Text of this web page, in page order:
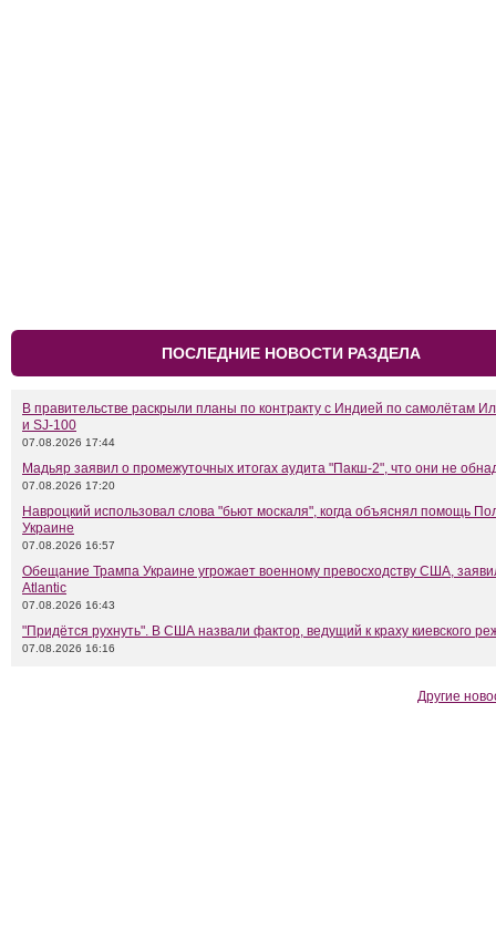
ПОСЛЕДНИЕ НОВОСТИ РАЗДЕЛА
В правительстве раскрыли планы по контракту с Индией по самолётам
и SJ-100
07.08.2026 17:44
Мадьяр заявил о промежуточных итогах аудита "Пакш-2", что они не
07.08.2026 17:20
Навроцкий использовал слова "бьют москаля", когда объяснял помощь
Украине
07.08.2026 16:57
Обещание Трампа Украине угрожает военному превосходству США,
Atlantic
07.08.2026 16:43
"Придётся рухнуть". В США назвали фактор, ведущий к краху киевского
07.08.2026 16:16
Другие